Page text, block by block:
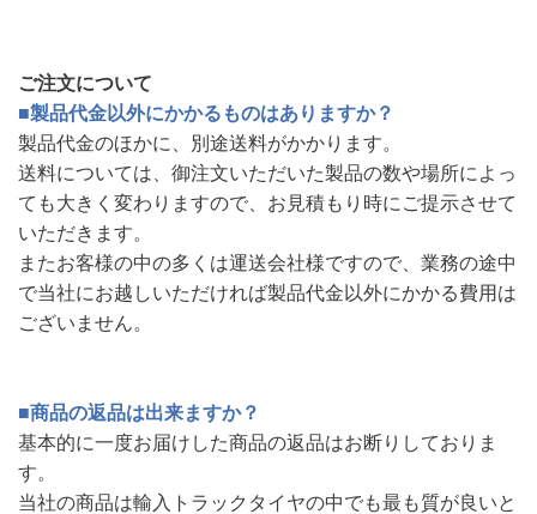
ご注文について
■製品代金以外にかかるものはありますか？
製品代金のほかに、別途送料がかかります。
送料については、御注文いただいた製品の数や場所によっ
ても大きく変わりますので、お見積もり時にご提示させて
いただきます。
またお客様の中の多くは運送会社様ですので、業務の途中
で当社にお越しいただければ製品代金以外にかかる費用は
ございません。
■商品の返品は出来ますか？
基本的に一度お届けした商品の返品はお断りしておりま
す。
当社の商品は輸入トラックタイヤの中でも最も質が良いと